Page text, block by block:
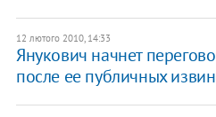
12 лютого 2010, 14:33
Янукович начнет
после ее публичных